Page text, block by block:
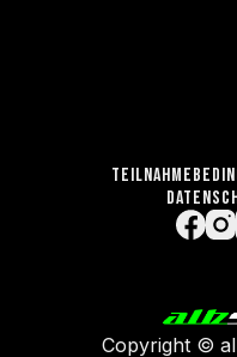
Copyright ©